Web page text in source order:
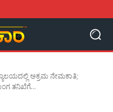
ಅಕ್ರಮ ನೇಮಕಾತಿ;
ತನಿಖೆಗೆ...